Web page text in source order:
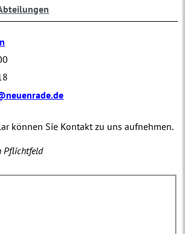
können Sie Kontakt zu uns aufnehmen.
Pflichtfeld